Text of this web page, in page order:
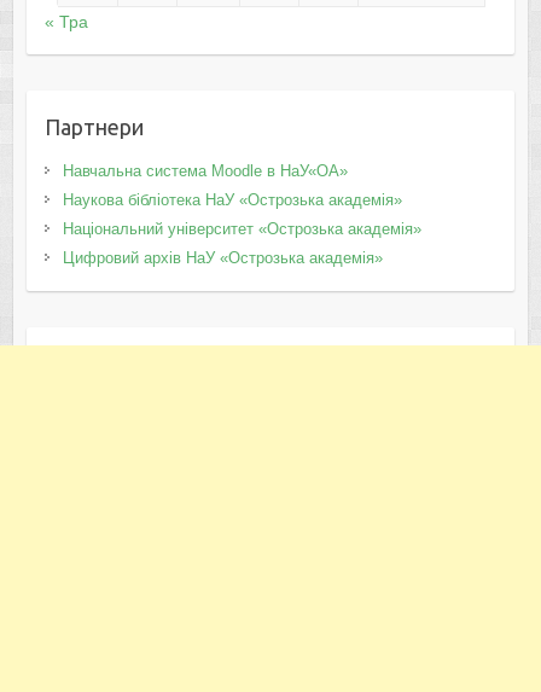
« Тра
Партнери
Навчальна система Moodle в НаУ«ОА»
Наукова бібліотека НаУ «Острозька академія»
Національний університет «Острозька академія»
Цифровий архів НаУ «Острозька академія»